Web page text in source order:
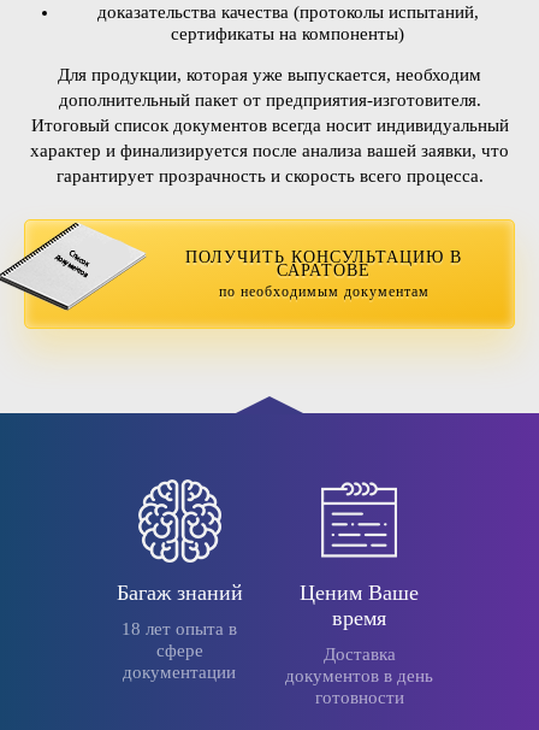
доказательства качества (протоколы испытаний,
сертификаты на компоненты)
Для продукции, которая уже выпускается, необходим
дополнительный пакет от предприятия-изготовителя.
Итоговый список документов всегда носит индивидуальный
характер и финализируется после анализа вашей заявки, что
гарантирует прозрачность и скорость всего процесса.
ПОЛУЧИТЬ КОНСУЛЬТАЦИЮ В
САРАТОВЕ
по необходимым документам
Багаж знаний
18 лет опыта в
сфере
документации
Ценим Ваше
время
Доставка
документов в день
готовности